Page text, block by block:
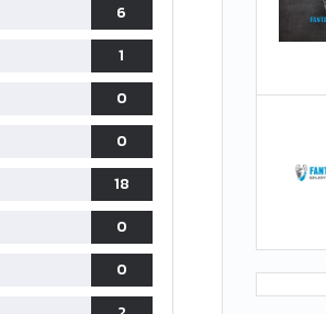
6
1
0
0
18
0
0